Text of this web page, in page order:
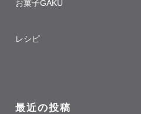
お菓子GAKU
レシピ
最近の投稿